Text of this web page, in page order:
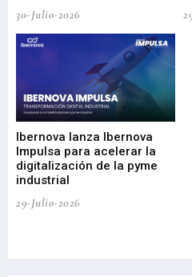
30-Julio-2026
Ibernova lanza Ibernova
Impulsa para acelerar la
digitalización de la pyme
industrial
29-Julio-2026